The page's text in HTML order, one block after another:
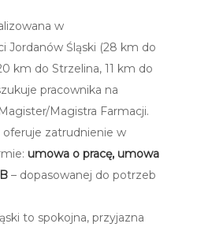
w
Jordanów Śląski (28 km do
km do Strzelina, 11 km do
pracownika na
Magistra Farmacji.
oferuje zatrudnienie w
umowa o pracę, umowa
– dopasowanej do potrzeb
to spokojna, przyjazna